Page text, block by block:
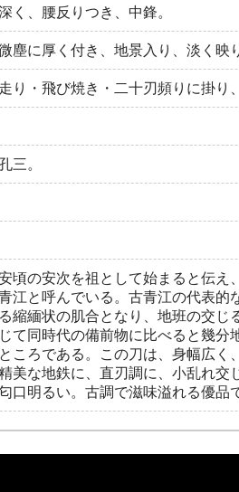
く、腰反りつき、中鋒。
塵に厚く付き、地景入り、淡く映
り・飛び焼き・二十刃頻りに掛り
三。
頃の安次を祖として始まると伝
江と呼んでいる。古青江の代表
縮緬状の肌合となり、地班の交
て同時代の備前物に比べると幾
ころである。この刀は、身幅広
美な地鉄に、直刃調に、小乱れ
口明るい。古調で滋味溢れる優品